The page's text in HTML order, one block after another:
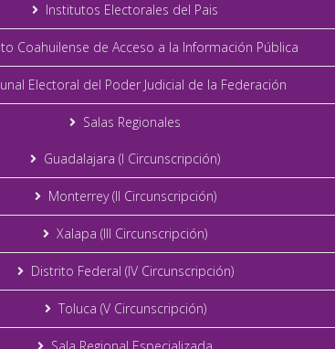
Institutos Electorales del Pais
Coahuilense de Acceso a la Información Pública
Electoral del Poder Judicial de la Federación
Salas Regionales
Guadalajara (I Circunscripción)
Monterrey (II Circunscripción)
Xalapa (III Circunscripción)
Distrito Federal (IV Circunscripción)
Toluca (V Circunscripción)